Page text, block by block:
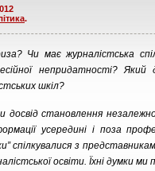
.
Чи має журналістська
непридатності? Який
шкіл?
становлення
усередині і поза
спілкувалися з
освіти. Їхні думки